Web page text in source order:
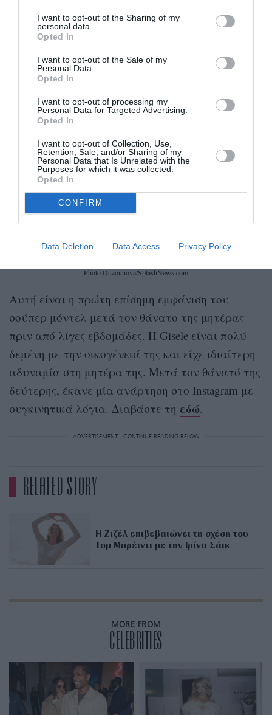
I want to opt-out of the Sharing of my
personal data.
Opted In
I want to opt-out of the Sale of my
Personal Data.
Opted In
I want to opt-out of processing my
Personal Data for Targeted Advertising.
Opted In
I want to opt-out of Collection, Use,
Retention, Sale, and/or Sharing of my
Personal Data that Is Unrelated with the
Purposes for which it was collected.
Opted In
CONFIRM
Data Deletion Data Access Privacy Policy
Photo Ouzounova/SplashNews.com
Αυτή είναι η πρώτη επίσημη εμφάνιση του
σούπερ μόντελ μετά τον θάνατο της μητέρας
πριν από λίγες εβδομάδες. Η Gisele είναι πολύ
δεμένη με την οικογένειά της και είχε ιδιαίτερη
αδυναμία στη μητέρα της. Μετά τον θάνατό της
δεύτερης, έκανε μία ανάρτηση στο Instagram με
συγκινητικά λόγια. Διαβάστε τη εδώ.
ADVERTISEMENT - CONTINUE READING BELOW
RELATED STORY
Η Ζιζέλ επιβεβαιώνει τη σχέση του
Τομ Μπρέιντι με την Ιρίνα Σάικ
MORE FROM
CELEBRITIES